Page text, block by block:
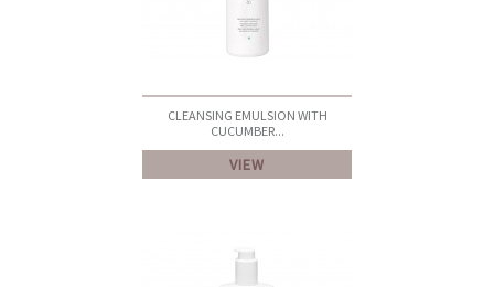
CLEANSING EMULSION WITH
CUCUMBER...
VIEW